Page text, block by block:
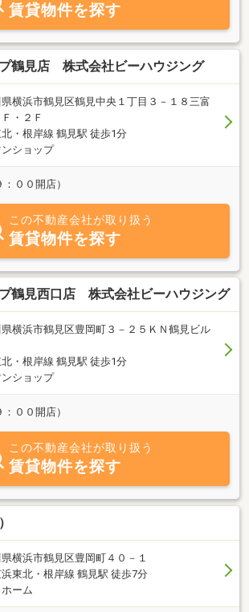
賃貸物件を探す
鶴見店 株式会社ビーハウジング
横浜市鶴見区鶴見中央１丁目３－１８三富
・２Ｆ
・根岸線 鶴見駅 徒歩1分
ショップ
００開店）
この不動産会社が取り扱う
賃貸物件を探す
鶴見西口店 株式会社ビーハウジング
横浜市鶴見区豊岡町３－２５ＫＮ鶴見ビル
・根岸線 鶴見駅 徒歩1分
ショップ
００開店）
この不動産会社が取り扱う
賃貸物件を探す
横浜市鶴見区豊岡町４０－１
浜東北・根岸線 鶴見駅 徒歩7分
ーム